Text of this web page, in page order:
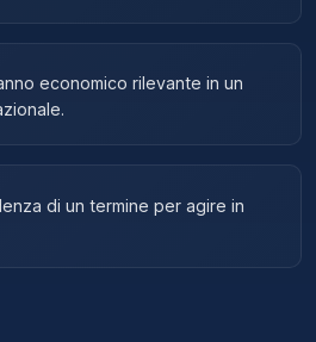
economico rilevante in un
di un termine per agire in